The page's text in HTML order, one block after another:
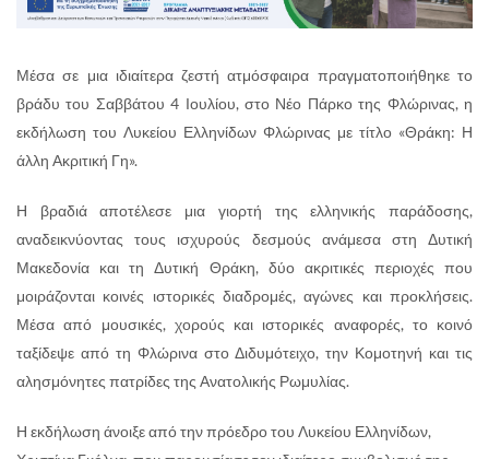
Μέσα σε μια ιδιαίτερα ζεστή ατμόσφαιρα πραγματοποιήθηκε το
βράδυ του Σαββάτου 4 Ιουλίου, στο Νέο Πάρκο της Φλώρινας, η
εκδήλωση του Λυκείου Ελληνίδων Φλώρινας με τίτλο «Θράκη: Η
άλλη Ακριτική Γη».
Η βραδιά αποτέλεσε μια γιορτή της ελληνικής παράδοσης,
αναδεικνύοντας τους ισχυρούς δεσμούς ανάμεσα στη Δυτική
Μακεδονία και τη Δυτική Θράκη, δύο ακριτικές περιοχές που
μοιράζονται κοινές ιστορικές διαδρομές, αγώνες και προκλήσεις.
Μέσα από μουσικές, χορούς και ιστορικές αναφορές, το κοινό
ταξίδεψε από τη Φλώρινα στο Διδυμότειχο, την Κομοτηνή και τις
αλησμόνητες πατρίδες της Ανατολικής Ρωμυλίας.
Η εκδήλωση άνοιξε από την πρόεδρο του Λυκείου Ελληνίδων,